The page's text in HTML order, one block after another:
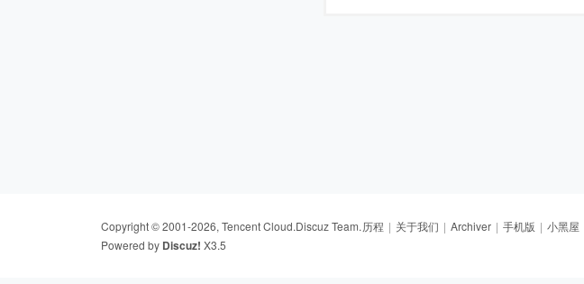
历程 | 关于我们 | Archiver | 手机版 | 小黑屋
Copyright © 2001-2026, Tencent Cloud.Discuz Team.
Powered by Discuz! X3.5